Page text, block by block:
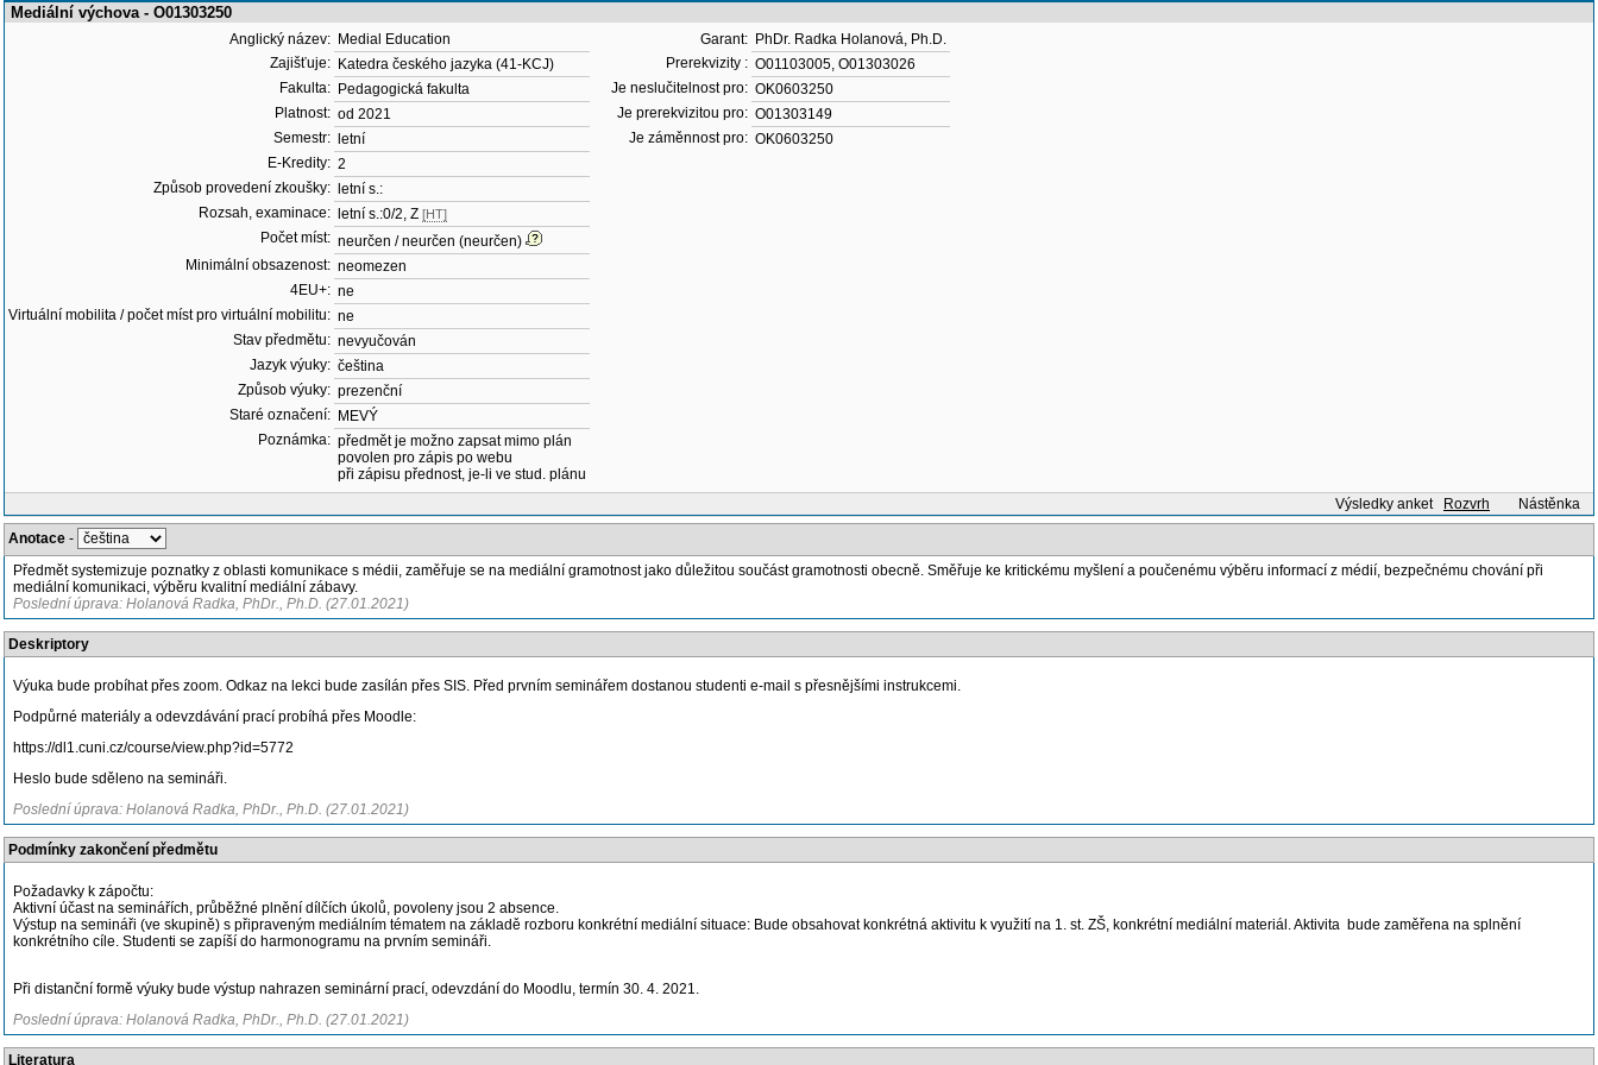
Mediální výchova - O01303250
Anglický název: Medial Education
Zajišťuje: Katedra českého jazyka (41-KCJ)
Fakulta: Pedagogická fakulta
Platnost: od 2021
Semestr:
letní
E-Kredity: 2
Způsob provedení zkoušky:
letní s.:
Rozsah, examinace:
letní s.:0/2, Z [HT]
Počet míst: neurčen / neurčen (neurčen)
Minimální obsazenost: neomezen
4EU+: ne
Virtuální mobilita / počet míst pro virtuální mobilitu: ne
Stav předmětu: nevyučován
Jazyk výuky: čeština
Způsob výuky: prezenční
Staré označení: MEVÝ
Poznámka: předmět je možno zapsat mimo plán
povolen pro zápis po webu
při zápisu přednost, je-li ve stud. plánu
Garant: PhDr. Radka Holanová, Ph.D.
Prerekvizity : O01103005, O01303026
Je neslučitelnost pro: OK0603250
Je prerekvizitou pro: O01303149
Je záměnnost pro: OK0603250
Výsledky anket Rozvrh Nástěnka
Anotace -
Předmět systemizuje poznatky z oblasti komunikace s médii, zaměřuje se na mediální gramotnost jako důležitou součást gramotnosti obecně. Směřuje ke kritickému myšlení a poučenému výběru informací z médií, bezpečnému chování při
mediální komunikaci, výběru kvalitní mediální zábavy.
Poslední úprava: Holanová Radka, PhDr., Ph.D. (27.01.2021)
Deskriptory
Výuka bude probíhat přes zoom. Odkaz na lekci bude zasílán přes SIS. Před prvním seminářem dostanou studenti e-mail s přesnějšími instrukcemi.
Podpůrné materiály a odevzdávání prací probíhá přes Moodle:
https://dl1.cuni.cz/course/view.php?id=5772
Heslo bude sděleno na semináři.
Poslední úprava: Holanová Radka, PhDr., Ph.D. (27.01.2021)
Podmínky zakončení předmětu
Požadavky k zápočtu:
Aktivní účast na seminářích, průběžné plnění dílčích úkolů, povoleny jsou 2 absence.
Výstup na semináři (ve skupině) s připraveným mediálním tématem na základě rozboru konkrétní mediální situace: Bude obsahovat konkrétná aktivitu k využití na 1. st. ZŠ, konkrétní mediální materiál. Aktivita bude zaměřena na splnění
konkrétního cíle. Studenti se zapíší do harmonogramu na prvním semináři.
Při distanční formě výuky bude výstup nahrazen seminární prací, odevzdání do Moodlu, termín 30. 4. 2021.
Poslední úprava: Holanová Radka, PhDr., Ph.D. (27.01.2021)
Literatura